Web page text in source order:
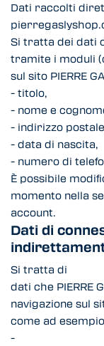
Dati raccolti
Si tratta dei dati
tramite i moduli
sul sito PIERRE
- titolo,
- nome e
- indirizzo
- data di nascita,
- numero di
È possibile
momento nella
account.
Dati di
Si tratta di
dati che PIERRE
navigazione sul
come ad esempio
-